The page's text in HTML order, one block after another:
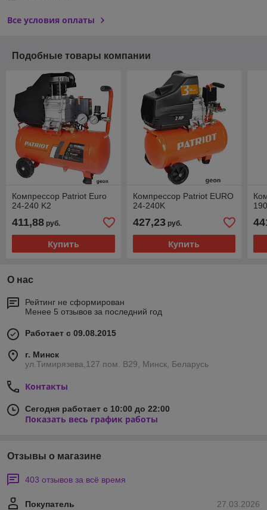
Все условия оплаты
Подобные товары компании
Компрессор Patriot Euro
24-240 K2
411,88 руб.
Купить
Компрессор Patriot EURO
24-240K
427,23руб.
Купить
О нас
Рейтинг не сформирован
Менее 5 отзывов за последний год
Работает с 09.08.2015
г. Минск
ул.Тимирязева,127 пом. В29, Минск, Беларусь
Контакты
Сегодня работает с 10:00 до 22:00
Показать весь график работы
Отзывы о магазине
403 отзывов за всё время
27.03.2026
Покупатель